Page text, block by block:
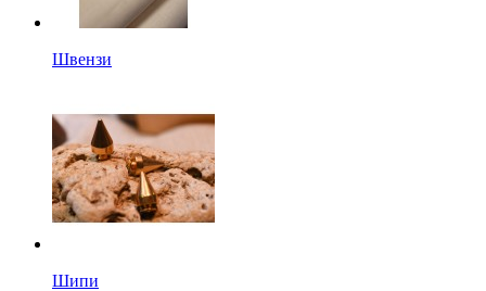
Швензи
Шипи